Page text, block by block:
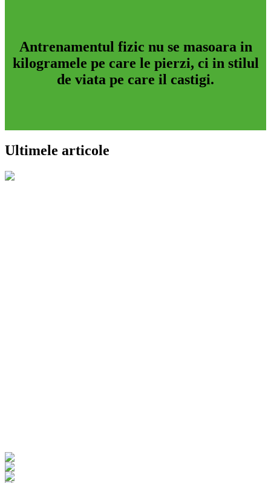
Antrenamentul fizic nu se masoara in
kilogramele pe care le pierzi, ci in stilul
de viata pe care il castigi.
Ultimele articole